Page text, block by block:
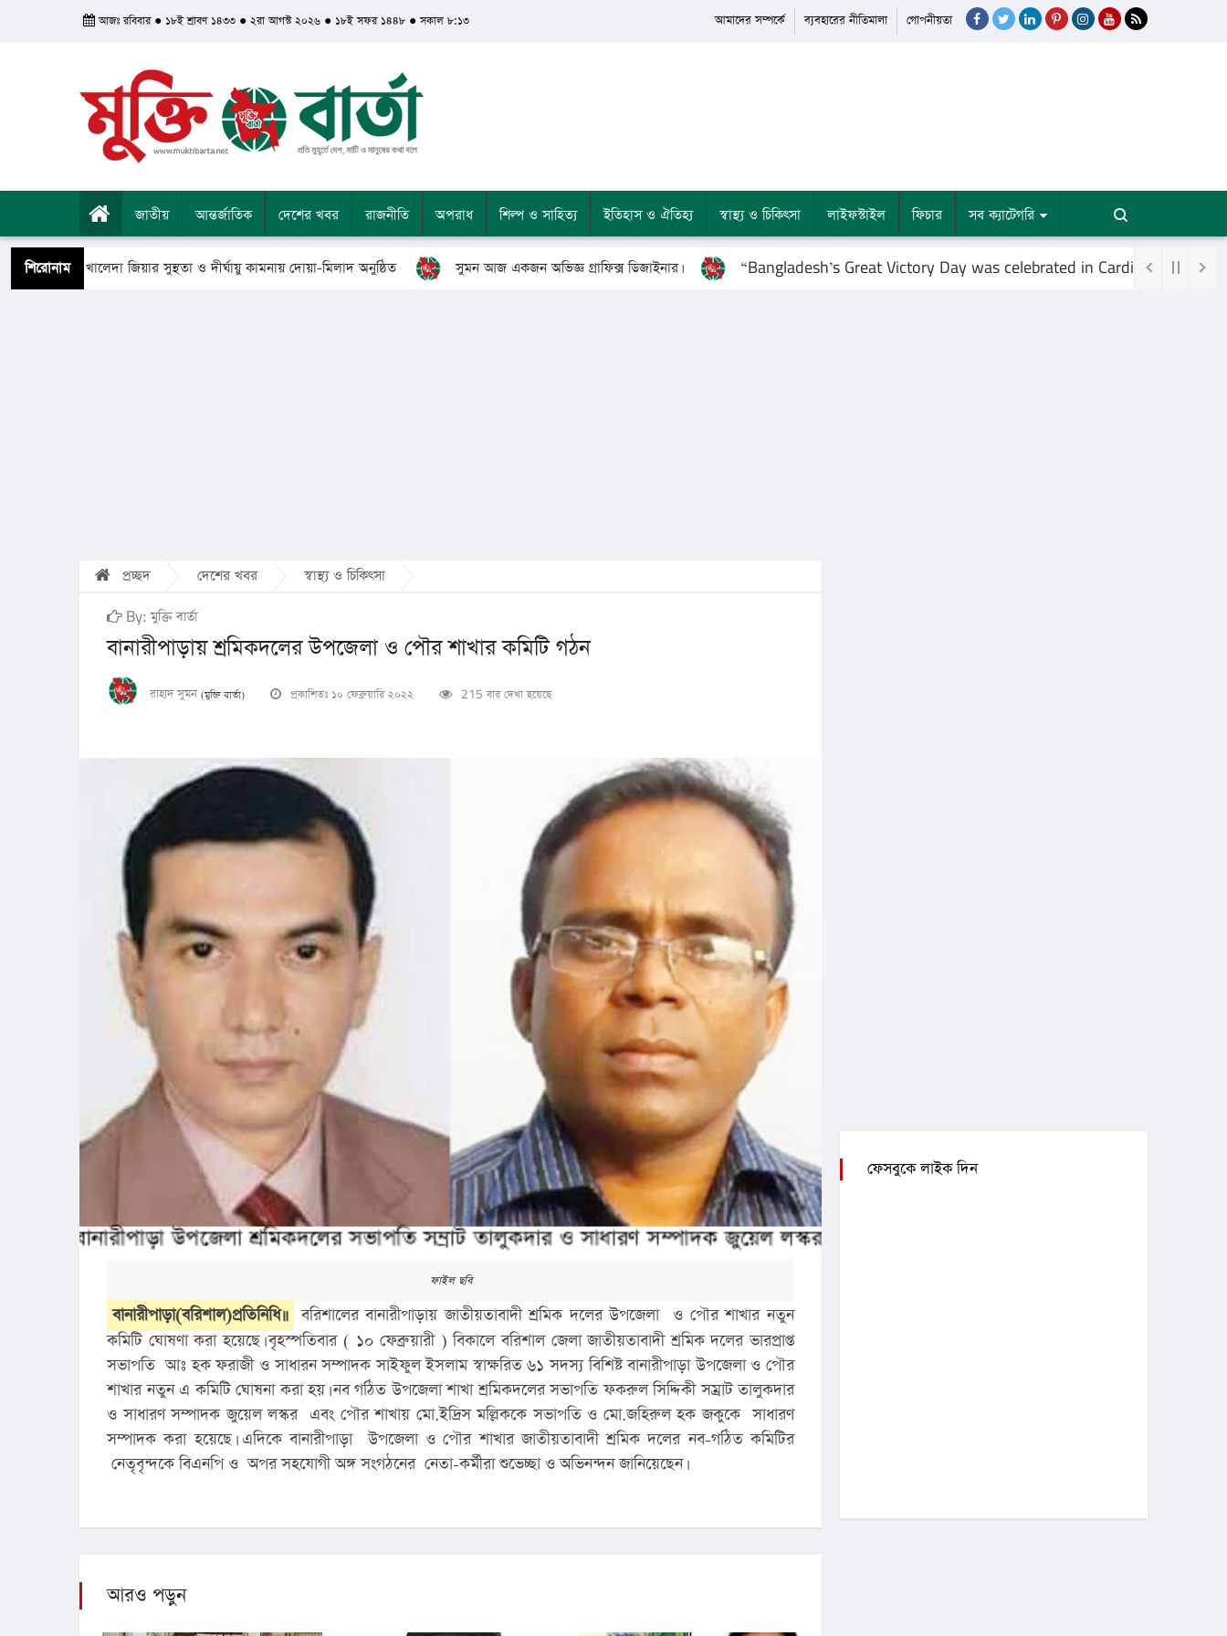
আজঃ রবিবার ● ১৮ই শ্রাবণ ১৪৩৩ ● ২রা আগস্ট ২০২৬ ● ১৮ই সফর ১৪৪৮ ● সকাল ৮:১৩ আমাদের সম্পর্কে ব্যবহারের নীতিমালা গোপনীয়তা
জাতীয় আন্তর্জাতিক দেশের খবর রাজনীতি অপরাধ শিল্প ও সাহিত্য ইতিহাস ও ঐতিহ্য স্বাস্থ্য ও চিকিৎসা লাইফস্টাইল ফিচার সব ক্যাটেগরি
শিরোনামখালেদা জিয়ার সুস্থতা ও দীর্ঘায়ু কামনায় দোয়া-মিলাদ অনুষ্ঠিত সুমন আজ একজন অভিজ্ঞ গ্রাফিক্স ডিজাইনার। “Bangladesh’s Great Victory Day was celebrated in Cardiff, Britain, at
প্রচ্ছদ দেশের খবর স্বাস্থ্য ও চিকিৎসা
By: মুক্তি বার্তা
বানারীপাড়ায় শ্রমিকদলের উপজেলা ও পৌর শাখার কমিটি গঠন
রাহাদ সুমন (মুক্তি বার্তা) প্রকাশিতঃ ১০ ফেব্রুয়ারি ২০২২ 215 বার দেখা হয়েছে
ফাইল ছবি
বানারীপাড়া(বরিশাল)প্রতিনিধি॥ বরিশালের বানারীপাড়ায় জাতীয়তাবাদী শ্রমিক দলের উপজেলা  ও পৌর শাখার নতুন
কমিটি ঘোষণা করা হয়েছে। বৃহস্পতিবার ( ১০ ফেব্রুয়ারী ) বিকালে বরিশাল জেলা জাতীয়তাবাদী শ্রমিক দলের ভারপ্রাপ্ত
সভাপতি  আঃ হক ফরাজী ও সাধারন সম্পাদক সাইফুল ইসলাম স্বাক্ষরিত ৬১ সদস্য বিশিষ্ট বানারীপাড়া উপজেলা ও পৌর
শাখার নতুন এ কমিটি ঘোষনা করা হয়। নব গঠিত উপজেলা শাখা শ্রমিকদলের সভাপতি ফকরুল সিদ্দিকী সম্রাট তালুকদার
ও সাধারণ সম্পাদক জুয়েল লস্কর  এবং পৌর শাখায় মো.ইদ্রিস মল্লিককে সভাপতি ও মো.জহিরুল হক জকুকে  সাধারণ
সম্পাদক করা হয়েছে। এদিকে বানারীপাড়া  উপজেলা ও পৌর শাখার জাতীয়তাবাদী শ্রমিক দলের নব-গঠিত কমিটির
নেতৃবৃন্দকে বিএনপি ও  অপর সহযোগী অঙ্গ সংগঠনের  নেতা-কর্মীরা শুভেচ্ছা ও অভিনন্দন জানিয়েছেন।
আরও পড়ুন
ফেসবুকে লাইক দিন